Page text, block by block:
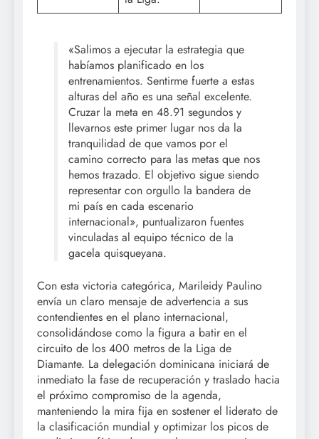
«Salimos a ejecutar la estrategia que
habíamos planificado en los
entrenamientos. Sentirme fuerte a estas
alturas del año es una señal excelente.
Cruzar la meta en 48.91 segundos y
llevarnos este primer lugar nos da la
tranquilidad de que vamos por el
camino correcto para las metas que nos
hemos trazado. El objetivo sigue siendo
representar con orgullo la bandera de
mi país en cada escenario
internacional», puntualizaron fuentes
vinculadas al equipo técnico de la
gacela quisqueyana.
Con esta victoria categórica, Marileidy Paulino
envía un claro mensaje de advertencia a sus
contendientes en el plano internacional,
consolidándose como la figura a batir en el
circuito de los 400 metros de la Liga de
Diamante. La delegación dominicana iniciará de
inmediato la fase de recuperación y traslado hacia
el próximo compromiso de la agenda,
manteniendo la mira fija en sostener el liderato de
la clasificación mundial y optimizar los picos de